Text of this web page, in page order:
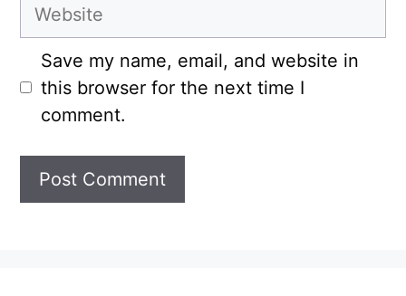
Save my name, email, and website in
this browser for the next time I
comment.